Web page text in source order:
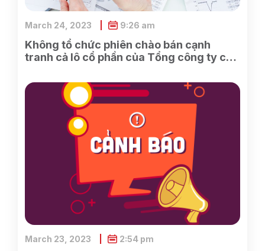
Không tổ chức phiên chào bán cạnh
tranh cả lô cổ phần của Tổng công ty cổ
SCIC sở hữu
March 24, 2023 9:26 am
March 23, 2023 2:54 pm